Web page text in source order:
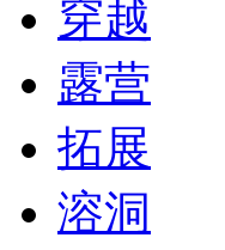
穿越
露营
拓展
溶洞